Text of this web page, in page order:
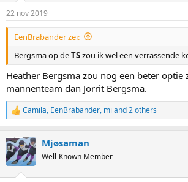
s
:
22 nov 2019
EenBrabander zei:
Bergsma op deTSzou ik wel een verrassende
Heather Bergsma zou nog een beter optie
mannenteam dan Jorrit Bergsma.
R
e
c
t
i
Camila, EenBrabander, mi and 2 others
Mjøsaman
Well-Known Member